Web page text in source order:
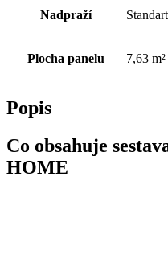
Nadpraží
Plocha panelu 7,63 m²
Popis
Co obsahuje
HOME